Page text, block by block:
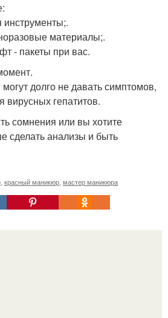
инструменты;.
материалы;.
- пакеты при вас.
долго не давать симптомов,
вирусных гепатитов.
сомнения или вы хотите
сделать анализы и быть
, красный маникюр, мастер маникюра